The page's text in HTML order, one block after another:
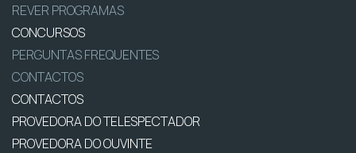
REVER PROGRAMAS
CONCURSOS
PERGUNTAS FREQUENTES
CONTACTOS
CONTACTOS
PROVEDORA DO TELESPECTADOR
PROVEDORA DO OUVINTE